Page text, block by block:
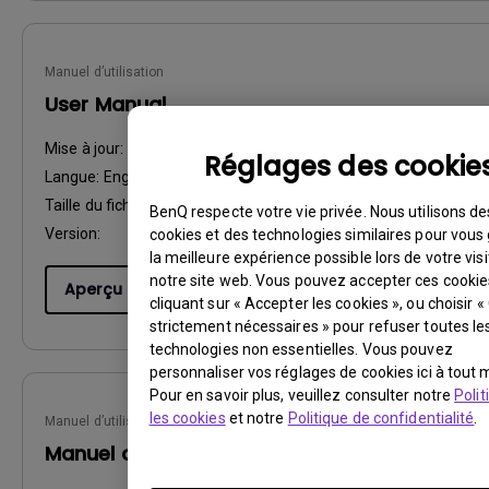
Réglages des
BenQ respecte votre vie privée. Nous utilisons
cookies et des technologies similaires pour
la meilleure expérience possible lors de votre
notre site web. Vous pouvez accepter ces
cliquant sur « Accepter les cookies », ou choisir «
strictement nécessaires » pour refuser toutes
technologies non essentielles. Vous pouvez
personnaliser vos réglages de cookies ici à tout
Pour en savoir plus, veuillez consulter notre
les cookies et notre Politique de confidentialité
Manuel d’utilisation
User Manual
Mise à jour:
Langue: English
Taille du fichier:64.48 KB
Version:
Aperçu
Manuel d’utilisation
Manuel d'utilisation